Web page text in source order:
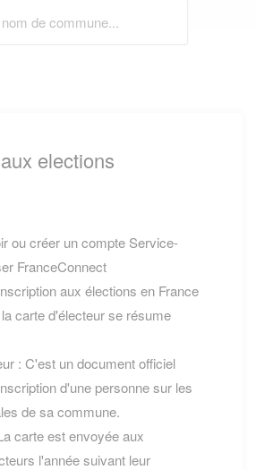
elections
ou créer un compte Service-
FranceConnect
aux élections en France
carte d'électeur se résume
: C'est un document officiel
d'une personne sur les
de sa commune.
carte est envoyée aux
l'année suivant leur